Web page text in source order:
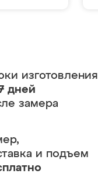
изготовления
дней
замера
и подъем